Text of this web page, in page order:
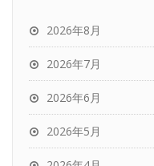
2026年8月
2026年7月
2026年6月
2026年5月